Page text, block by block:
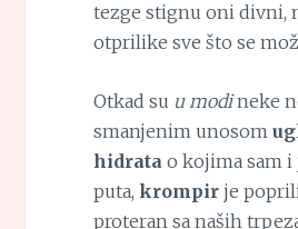
tezge stignu oni divni,
otprilike sve što se
Otkad su u modineke
smanjenim unosom
hidratao kojima sam i
puta, krompirje
proteran sa naših